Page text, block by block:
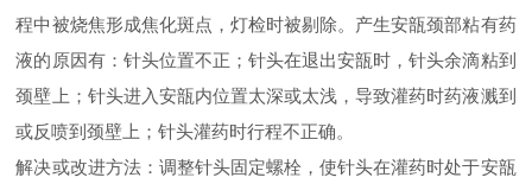
程中被烧焦形成焦化斑点，灯检时被剔除。产生安瓿颈部粘有药
液的原因有：针头位置不正；针头在退出安瓿时，针头余滴粘到
颈壁上；针头进入安瓿内位置太深或太浅，导致灌药时药液溅到
或反喷到颈壁上；针头灌药时行程不正确。
解决或改进方法：调整针头固定螺栓，使针头在灌药时处于安瓿